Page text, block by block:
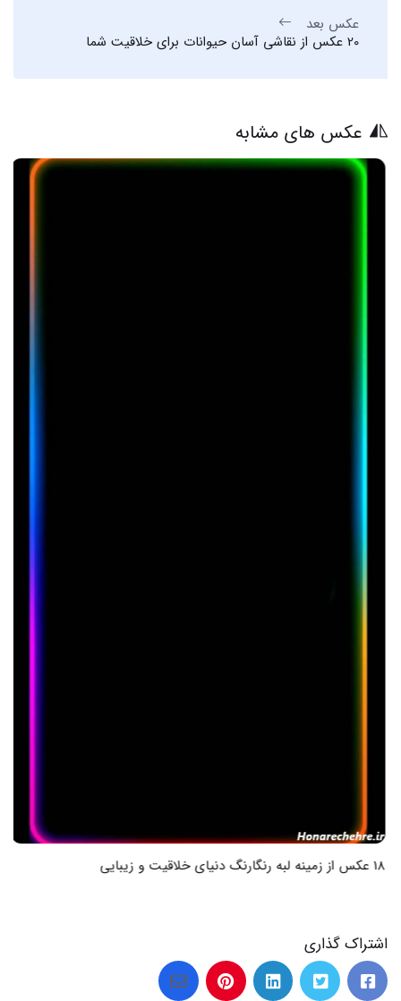
عکس بعد
20 عکس از نقاشی آسان حیوانات برای خلاقیت شما
عکس های مشابه
18 عکس از زمینه لبه رنگارنگ دنیای خلاقیت و زیبایی
اشتراک گذاری